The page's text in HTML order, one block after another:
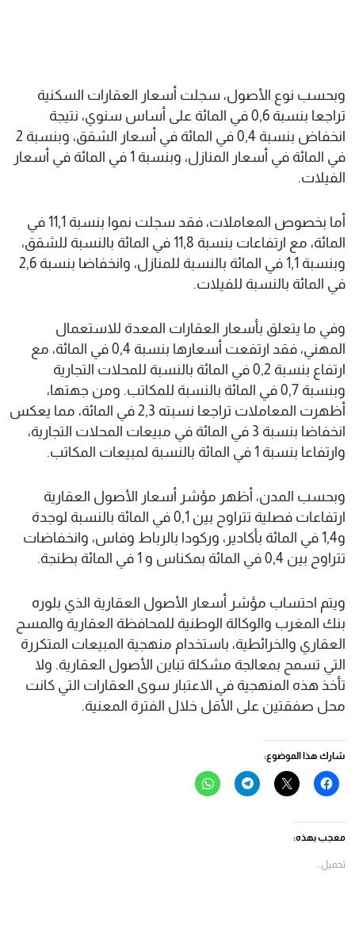
وبحسب نوع الأصول، سجلت أسعار العقارات السكنية
تراجعا بنسبة 0,6 في المائة على أساس سنوي، نتيجة
انخفاض بنسبة 0,4 في المائة في أسعار الشقق، وبنسبة 2
في المائة في أسعار المنازل، وبنسبة 1 في المائة في أسعار
الفيلات.
أما بخصوص المعاملات، فقد سجلت نموا بنسبة 11,1 في
المائة، مع ارتفاعات بنسبة 11,8 في المائة بالنسبة للشقق،
وبنسبة 1,1 في المائة بالنسبة للمنازل، وانخفاضا بنسبة 2,6
في المائة بالنسبة للفيلات.
وفي ما يتعلق بأسعار العقارات المعدة للاستعمال
المهني، فقد ارتفعت أسعارها بنسبة 0,4 في المائة، مع
ارتفاع بنسبة 0,2 في المائة بالنسبة للمحلات التجارية
وبنسبة 0,7 في المائة بالنسبة للمكاتب. ومن جهتها،
أظهرت المعاملات تراجعا نسبته 2,3 في المائة، مما يعكس
انخفاضا بنسبة 3 في المائة في مبيعات المحلات التجارية،
وارتفاعا بنسبة 1 في المائة بالنسبة لمبيعات المكاتب.
وبحسب المدن، أظهر مؤشر أسعار الأصول العقارية
ارتفاعات فصلية تتراوح بين 0,1 في المائة بالنسبة لوجدة
و1,4 في المائة بأكادير، وركودا بالرباط وفاس، وانخفاضات
تتراوح بين 0,4 في المائة بمكناس و 1 في المائة بطنجة.
ويتم احتساب مؤشر أسعار الأصول العقارية الذي بلوره
بنك المغرب والوكالة الوطنية للمحافظة العقارية والمسح
العقاري والخرائطية، باستخدام منهجية المبيعات المتكررة
التي تسمح بمعالجة مشكلة تباين الأصول العقارية. ولا
تأخذ هذه المنهجية في الاعتبار سوى العقارات التي كانت
محل صفقتين على الأقل خلال الفترة المعنية.
شارك هذا الموضوع:
انقر
للمشاركة
(فتح
في
نافذة
النقر
للمشاركة
انقر
للمشاركة
انقر
للمشاركة
معجب بهذه:
تحميل...